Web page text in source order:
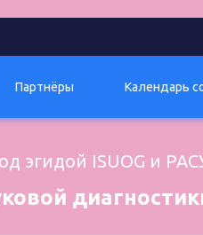
Партнёры Календарь
эгидой ISUOG и